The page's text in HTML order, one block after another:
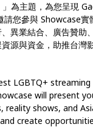
為主題，為您呈現
您參與 Showcase
異業結合、廣告贊助
源與資金，助推台灣
LGBTQ+
will present
reality shows, and
create